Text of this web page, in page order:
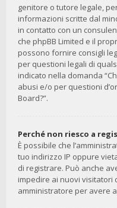
genitore o tutore legale,
informazioni scritte dal
in contatto con un
che phpBB Limited e il
possono fornire consigli
per questioni legali di
indicato nella domanda
abusi e/o per questioni
Board?”.
Perché non riesco a
È possibile che
tuo indirizzo IP oppure
di registrare. Può anche
impedire ai nuovi visitatori
amministratore per avere